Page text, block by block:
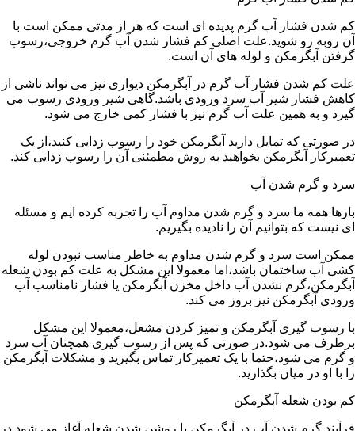
کم شدن فشار آب گرم پدیده ای است که هر از مدتی ممکن است با
آن روبه رو شوید.علت اصلی کم فشار شدن آب گرم خروجی،رسوب
گرفتن آبگرمکن و لوله های آن است.
علت کم شدن فشار آب گرم در آبگرمکن دیواری نیز می تواند ناشی از
کاهش فشار شیر آب سرد ورودی باشد.گاهی شیر ورودی رسوب می
گیرد و به همین علت آب گرم نیز با فشار کمی خارج می شود.
در صورتی که تمایل دارید آبگرمکن خود را رسوب زدایی کنید،از یک
تعمیرکار آبگرمکن بخواهید به روش مطمئنی آن را رسوب زدایی کند.
سرد و گرم شدن آب
بارها همه ما سرد و گرم شدن مداوم آب را تجربه کرده ایم و مسئله
ای نیست که بتوانیم آن را نادیده بگیریم.
ممکن است سرد و گرم شدن مداوم به خاطر مناسب نبودن لوله
کشی آب ساختمان باشد،اما معمولا این مشکل به علت کم بودن شعله
آبگرمکن،گرم نشدن آب داخل مخزن آبگرمکن یا فشار نامناسب آب
ورودی آبگرمکن نیز بروز می کند.
با رسوب گیری آبگرمکن و تمیز کردن مشعل،معمولا این مشکل
برطرف می شود.در صورتی که پس از رسوب گیری همچنان آب سرد
و گرم می شود،حتما با یک تعمیرکار تماس بگیرید و مشکلات آبگرمکن
را با او در میان بگذارید.
کم بودن شعله آبگرمکن